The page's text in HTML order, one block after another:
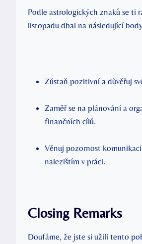
Podle astrologických znaků se ti
listopadu dbal na následující
Zůstaň pozitivní a důvěřuj
Zaměř se na plánování a
finančních cílů.
Věnuj pozornost
nalezištím v práci.
Closing Remarks
Doufáme, že jste si užili tento